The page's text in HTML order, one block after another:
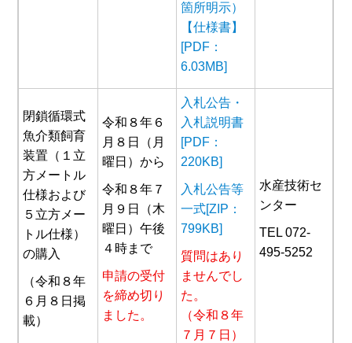
箇所明示）
【仕様書】
[PDF：
6.03MB]
閉鎖循環式
魚介類飼育
装置（１立
方メートル
仕様および
５立方メー
トル仕様）
の購入
（令和８年
６月８日掲
載）
令和８年６
月８日（月
曜日）から
令和８年７
月９日（木
曜日）午後
４時まで
申請の受付
を締め切り
ました。
入札公告・
入札説明書
[PDF：
220KB]
入札公告等
一式[ZIP：
799KB]
質問はあり
ませんでし
た。
（令和８年
７月７日）
水産技術セ
ンター
TEL 072-
495-5252